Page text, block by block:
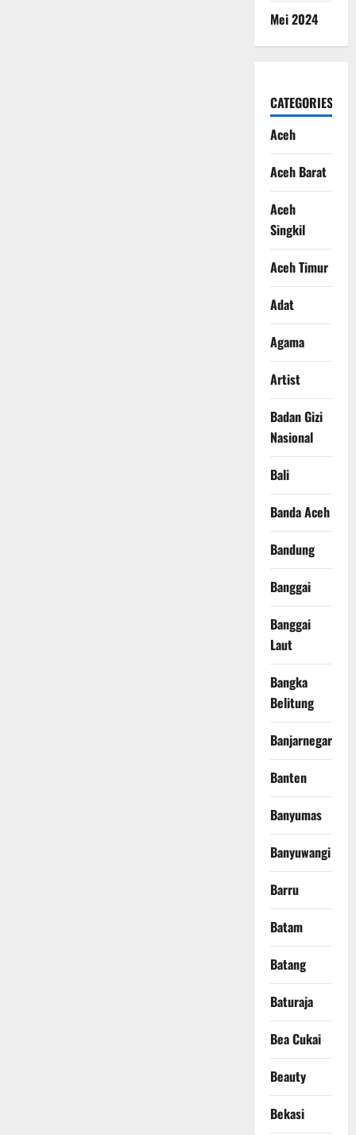
Mei 2024
CATEGORIES
Aceh
Aceh Barat
Aceh
Singkil
Aceh Timur
Adat
Agama
Artist
Badan Gizi
Nasional
Bali
Banda Aceh
Bandung
Banggai
Banggai
Laut
Bangka
Belitung
Banjarnegara
Banten
Banyumas
Banyuwangi
Barru
Batam
Batang
Baturaja
Bea Cukai
Beauty
Bekasi